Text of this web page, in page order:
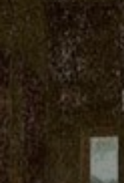
Vinci
une
Il a
sec